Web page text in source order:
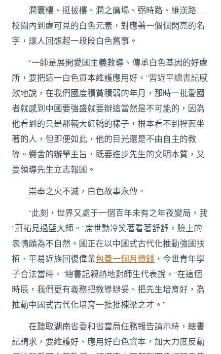
潤寰樓、挺拔樓、潤之廣場、弼時路、維漢路……
校園內到處可見的白色元素，對應著一個個閃亮的名
字，讓人回想起一段段白色舊事。
“一師是展開愛國主義教導、傳承白色基因的好處
所，要把這一白色資本維護應用好。”習近平總書記感
歎地說，在我們國度積貧積弱的年月，那時一批愛國
者就感到中國要強盛就要辦這當然是不可能的，因為
他看到的只是那輛大紅轎的樣子，根本看不到裡面坐
著的人，但即便如此，他的目光還是不由自主的教
導。黌舍的辦學主旨，既要進步先生的文明本質，又
要領導先生立志報國。
崇奉之火不滅，白色故事永傳。
“此刻，世界又處于一個百年未有之年夜變局，我
“蕭拓見過藍大師。”席世勳冷笑著看著舒舒，臉上的
表情頗為不自然。國正在以中國式古代化推動強國扶
植、平易近族回復偉業包養一個月價錢 ，今世青年學
子合法當時。”總書記親熱地對師生代表說，“在這個
時辰，我們更有義務把教導辦妥、把先生培育好，為
推動中國式古代化培育一批批棟梁之才。”
在聽取湖南省委和省當局任務報告請示時，總書
記請求，要維護好、應用好白色資本，加大力度反動